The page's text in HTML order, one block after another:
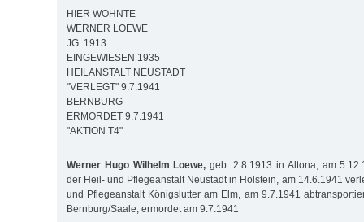
HIER WOHNTE
WERNER LOEWE
JG. 1913
EINGEWIESEN 1935
HEILANSTALT NEUSTADT
"VERLEGT" 9.7.1941
BERNBURG
ERMORDET 9.7.1941
"AKTION T4"
Werner Hugo Wilhelm Loewe, geb. 2.8.1913 in Altona, am
der Heil- und Pflegeanstalt Neustadt in Holstein, am 14.6.1941
und Pflegeanstalt Königslutter am Elm, am 9.7.1941
Bernburg/Saale, ermordet am 9.7.1941